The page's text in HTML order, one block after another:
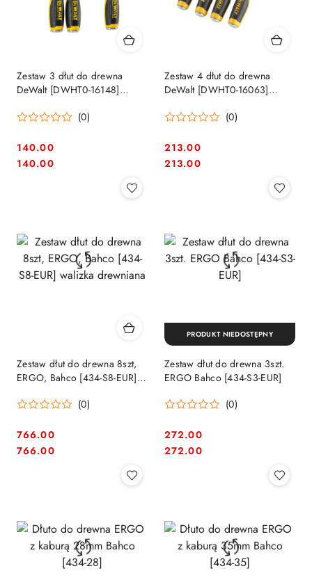
Zestaw 3 dłut do drewna
DeWalt [DWHT0-16148]
32mm
(0)
Cena:
140.00
Cena:
140.00
Zestaw 4 dłut do drewna
DeWalt [DWHT0-16063]
(0)
Cena:
213.00
Cena:
213.00
Zestaw dłut do drewna 8szt,
ERGO, Bahco [434-S8-EUR]
(0)
Cena:
766.00
Cena:
766.00
Zestaw dłut do drewna 3szt.
ERGO Bahco [434-S3-EUR]
(0)
Cena:
272.00
Cena:
272.00
PRODUKT NIEDOSTĘPNY